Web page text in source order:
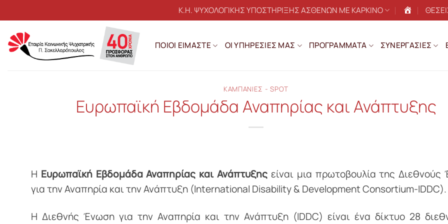
στο
περιεχόμενο
Κ.Η. ΨΥΧΟΛΟΓΙΚΗΣ ΥΠΟΣΤΗΡΙΞΗΣ ΑΣΘΕΝΩΝ ΜΕ ΚΑΡΚΙΝΟ Αρχική
ΠΟΙΟΙ ΕΙΜΑΣΤΕ ΟΙ ΥΠΗΡΕΣΙΕΣ ΜΑΣ ΠΡΟΓΡΑΜΜΑΤΑ ΣΥΝΕΡΓΑΣΙΕΣ
ΚΑΜΠΑΝΙΕΣ - SPOT
Ευρωπαϊκή Εβδομάδα Αναπηρίας και Ανάπτυξης
Η Ευρωπαϊκή Εβδομάδα Αναπηρίας και Ανάπτυξης είναι μια πρωτοβουλία της
για την Αναπηρία και την Ανάπτυξη (International Disability & Development Consortium-IDDC).
Η Διεθνής Ένωση για την Αναπηρία και την Ανάπτυξη (IDDC) είναι ένα δίκτυο 28